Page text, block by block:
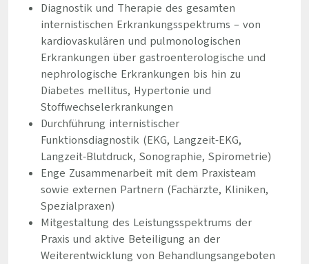
Diagnostik und Therapie des gesamten
internistischen Erkrankungsspektrums – von
kardiovaskulären und pulmonologischen
Erkrankungen über gastroenterologische und
nephrologische Erkrankungen bis hin zu
Diabetes mellitus, Hypertonie und
Stoffwechselerkrankungen
Durchführung internistischer
Funktionsdiagnostik (EKG, Langzeit-EKG,
Langzeit-Blutdruck, Sonographie, Spirometrie)
Enge Zusammenarbeit mit dem Praxisteam
sowie externen Partnern (Fachärzte, Kliniken,
Spezialpraxen)
Mitgestaltung des Leistungsspektrums der
Praxis und aktive Beteiligung an der
Weiterentwicklung von Behandlungsangeboten